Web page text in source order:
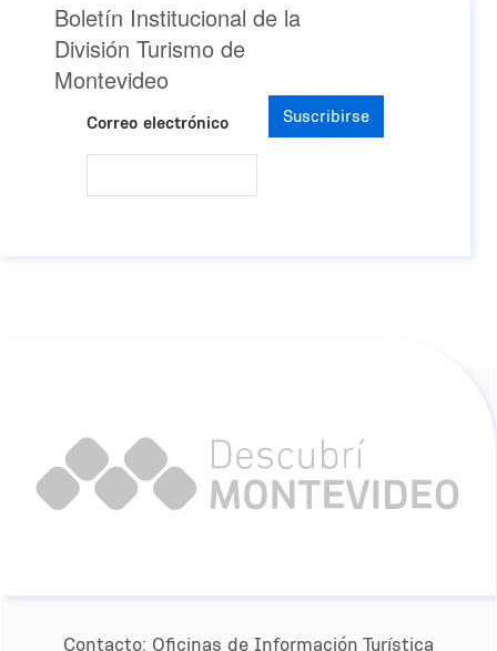
Boletín Institucional de la
División Turismo de
Montevideo
Correo electrónico Suscribirse
Contacto: Oﬁcinas de Información Turística